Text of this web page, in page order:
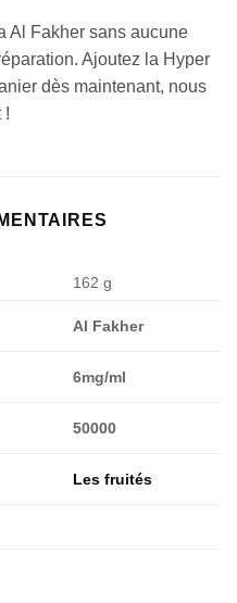
Al Fakher sans aucune
Ajoutez la Hyper
dès maintenant, nous
!
162 g
Al Fakher
6mg/ml
50000
Les fruités